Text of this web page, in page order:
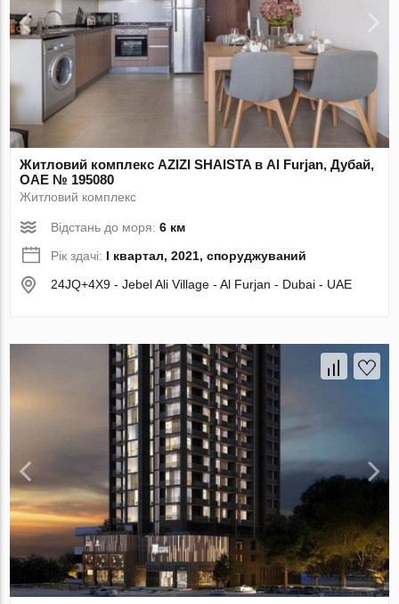
Житловий комплекс AZIZI SHAISTA в Al Furjan, Дубай,
ОАЕ № 195080
Житловий комплекс
Відстань до моря:6 км
Рік здачі: I квартал, 2021, споруджуваний
24JQ+4X9 - Jebel Ali Village - Al Furjan - Dubai - UAE